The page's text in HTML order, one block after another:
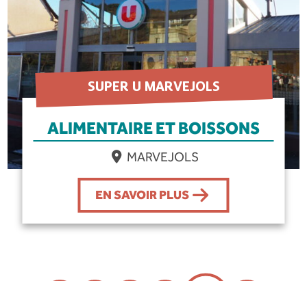
SUPER U MARVEJOLS
ALIMENTAIRE ET BOISSONS
MARVEJOLS
EN SAVOIR PLUS